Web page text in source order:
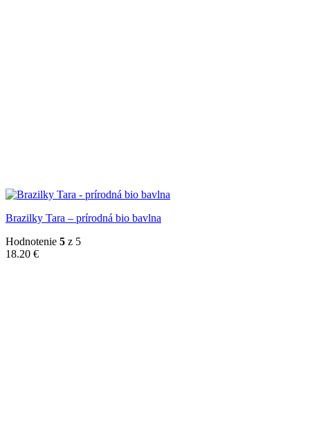
Brazilky Tara – prírodná bio bavlna
Hodnotenie 5 z 5
18.20 €